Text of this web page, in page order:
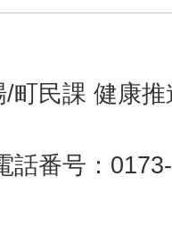
/町民課 健康
話番号：